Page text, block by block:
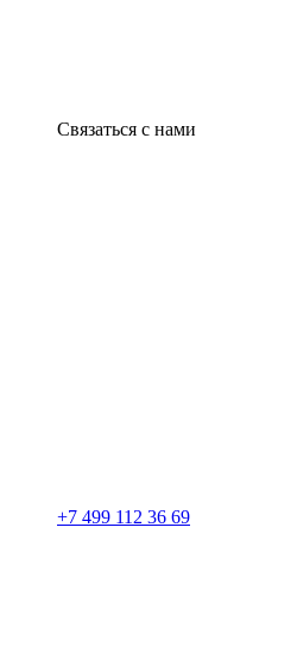
Связаться с нами
+7 499 112 36 69